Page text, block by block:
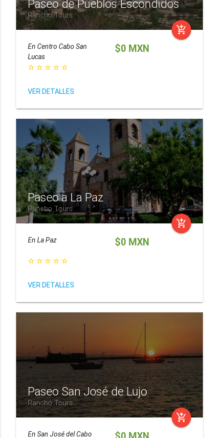
Paseo de Pueblos Escondidos
Rancho Tours
add_shopping_cart
En Centro Cabo San
Lucas
star_border star_border star_border star_border star_border
VER DETALLES
$0 MXN
Paseo a La Paz
Rancho Tours
add_shopping_cart
En La Paz
star_border star_border star_border star_border star_border
VER DETALLES
$0 MXN
Paseo San José de Lujo
Rancho Tours
add_shopping_cart
En San José del Cabo